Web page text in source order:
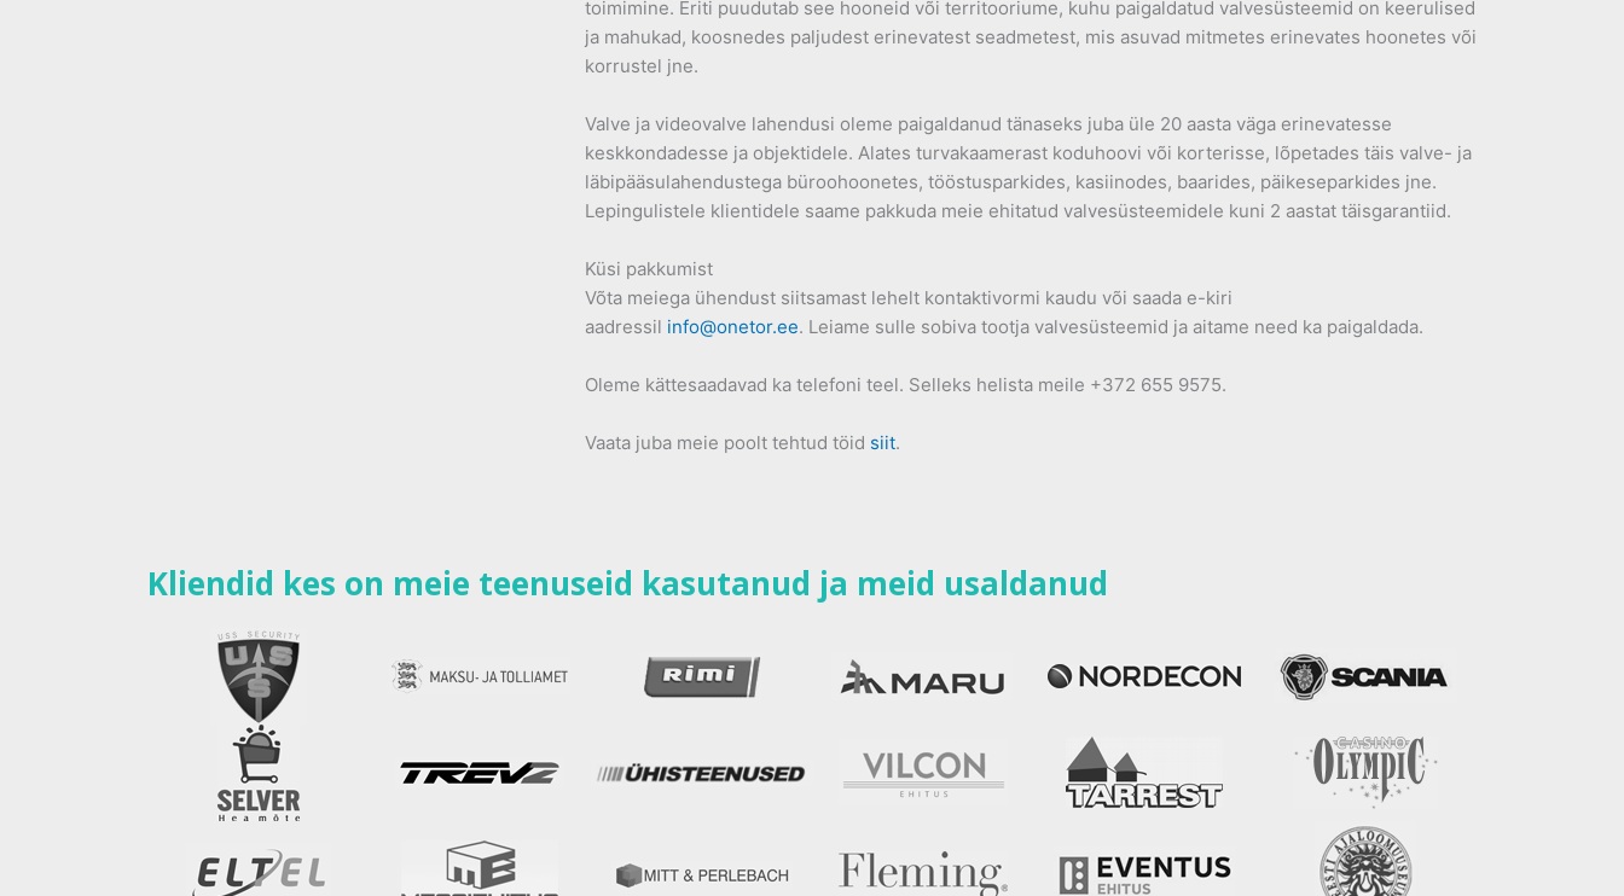
toimimine. Eriti puudutab see hooneid või territooriume, kuhu paigaldatud valvesüsteemid on keerulised
ja mahukad, koosnedes paljudest erinevatest seadmetest, mis asuvad mitmetes erinevates hoonetes või
korrustel jne.
Valve ja videovalve lahendusi oleme paigaldanud tänaseks juba üle 20 aasta väga erinevatesse
keskkondadesse ja objektidele. Alates turvakaamerast koduhoovi või korterisse, lõpetades täis valve- ja
läbipääsulahendustega büroohoonetes, tööstusparkides, kasiinodes, baarides, päikeseparkides jne.
Lepingulistele klientidele saame pakkuda meie ehitatud valvesüsteemidele kuni 2 aastat täisgarantiid.
Küsi pakkumist
Võta meiega ühendust siitsamast lehelt kontaktivormi kaudu või saada e-kiri
aadressil info@onetor.ee. Leiame sulle sobiva tootja valvesüsteemid ja aitame need ka paigaldada.
Oleme kättesaadavad ka telefoni teel. Selleks helista meile +372 655 9575.
Vaata juba meie poolt tehtud töid siit.
Kliendid kes on meie teenuseid kasutanud ja meid usaldanud